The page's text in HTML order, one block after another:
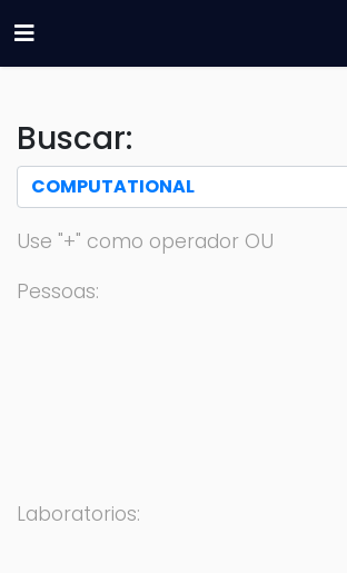
Buscar:
Use "+" como operador OU
Pessoas:
Laboratorios: